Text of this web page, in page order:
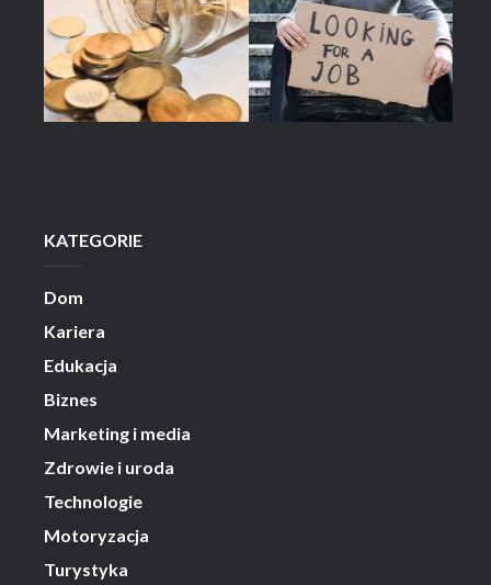
KATEGORIE
Dom
Kariera
Edukacja
Biznes
Marketing i media
Zdrowie i uroda
Technologie
Motoryzacja
Turystyka